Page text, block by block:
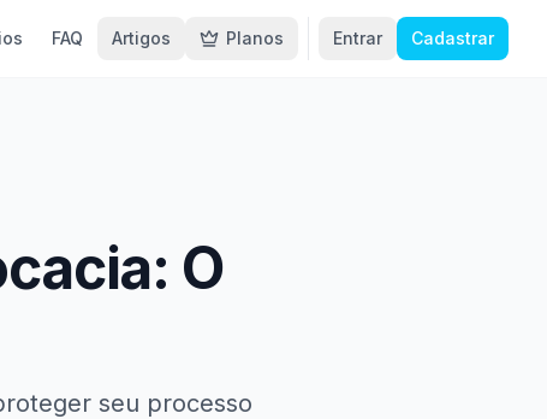
FAQ Artigos Planos Entrar Cadastrar
O
seu processo